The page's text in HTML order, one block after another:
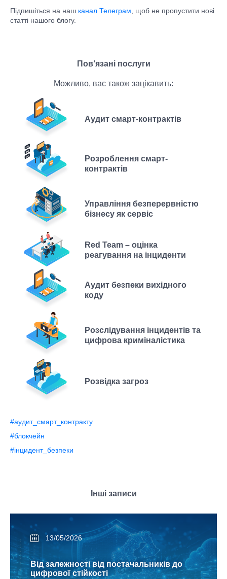
Підпишіться на наш канал Телеграм , щоб не пропустити нові
статті нашого блогу.
Пов’язані послуги
Можливо, вас також зацікавить:
Аудит смарт-контрактів
Розроблення смарт-
контрактів
Управління безперервністю
бізнесу як сервіс
Red Team – оцінка
реагування на інциденти
Аудит безпеки вихідного
коду
Розслідування інцидентів та
цифрова криміналістика
Розвідка загроз
#аудит_смарт_контракту
#блокчейн
#інцидент_безпеки
Інші записи
13/05/2026
Від залежності від постачальників до
цифрової стійкості